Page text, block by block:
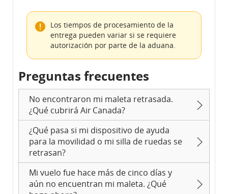
Los tiempos de procesamiento de la
entrega pueden variar si se requiere
autorización por parte de la aduana.
Preguntas frecuentes
No encontraron mi maleta retrasada.
¿Qué cubrirá Air Canada?
¿Qué pasa si mi dispositivo de ayuda
para la movilidad o mi silla de ruedas se
retrasan?
Mi vuelo fue hace más de cinco días y
aún no encuentran mi maleta. ¿Qué